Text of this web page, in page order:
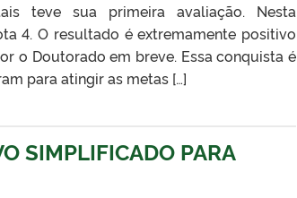
teve sua primeira avaliação. Nesta
4. O resultado é extremamente positivo
o Doutorado em breve. Essa conquista é
para atingir as metas […]
SIMPLIFICADO PARA